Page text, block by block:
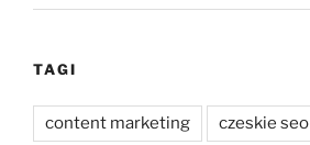
TAGI
content marketing czeskie seo